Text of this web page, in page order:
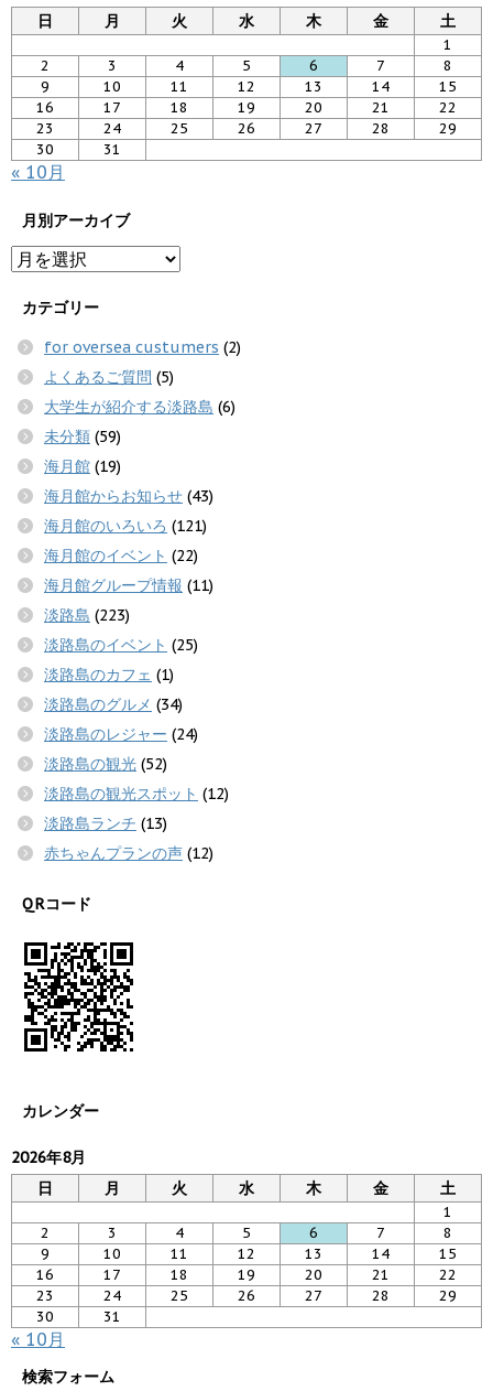
日 月 火 水 木 金 土
1
2
3 4 5 6 7
8
9
10 11 12 13 14
15
16
17 18 19 20 21
22
23
24 25 26 27 28
29
30
31
« 10月
月別アーカイブ
カテゴリー
for oversea custumers (2)
よくあるご質問 (5)
大学生が紹介する淡路島 (6)
未分類 (59)
海月館 (19)
海月館からお知らせ (43)
海月館のいろいろ (121)
海月館のイベント (22)
海月館グループ情報 (11)
淡路島 (223)
淡路島のイベント (25)
淡路島のカフェ (1)
淡路島のグルメ (34)
淡路島のレジャー (24)
淡路島の観光 (52)
淡路島の観光スポット (12)
淡路島ランチ (13)
赤ちゃんプランの声 (12)
QRコード
カレンダー
2026年8月
日
月 火 水 木 金 土
1
2
3 4 5 6 7
8
9
10 11 12 13 14
15
16
17 18 19 20 21
22
23
24 25 26 27 28
29
30
31
« 10月
検索フォーム